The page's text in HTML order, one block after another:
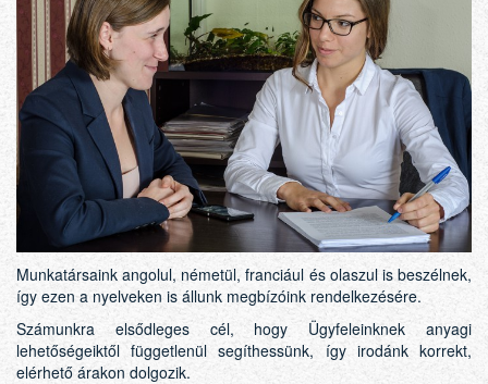
Munkatársaink angolul, németül, franciául és olaszul is beszélnek,
így ezen a nyelveken is állunk megbízóink rendelkezésére.
Számunkra elsődleges cél, hogy Ügyfeleinknek anyagi
lehetőségeiktől függetlenül segíthessünk, így irodánk korrekt,
elérhető árakon dolgozik.